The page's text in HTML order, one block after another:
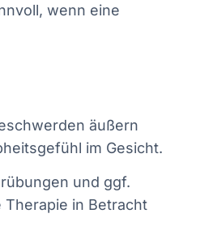
wenn eine
äußern
im Gesicht.
und ggf.
in Betracht